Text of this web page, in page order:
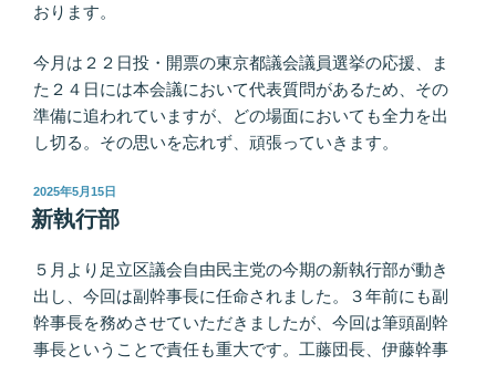
おります。
今月は２２日投・開票の東京都議会議員選挙の応援、ま
た２４日には本会議において代表質問があるため、その
準備に追われていますが、どの場面においても全力を出
し切る。その思いを忘れず、頑張っていきます。
投
稿
日:
2025年5月15日
新執行部
５月より足立区議会自由民主党の今期の新執行部が動き
出し、今回は副幹事長に任命されました。３年前にも副
幹事長を務めさせていただきましたが、今回は筆頭副幹
事長ということで責任も重大です。工藤団長、伊藤幹事